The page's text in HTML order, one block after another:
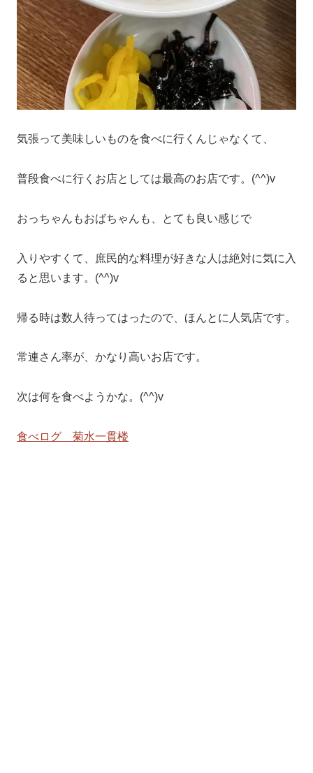
気張って美味しいものを食べに行くんじゃなくて、
普段食べに行くお店としては最高のお店です。(^^)v
おっちゃんもおばちゃんも、とても良い感じで
入りやすくて、庶民的な料理が好きな人は絶対に気に入
ると思います。(^^)v
帰る時は数人待ってはったので、ほんとに人気店です。
常連さん率が、かなり高いお店です。
次は何を食べようかな。(^^)v
食べログ 菊水一貫楼